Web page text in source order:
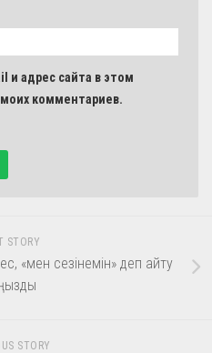
и адрес сайта в этом
комментариев.
STORY
«мен сезінемін» деп айту
STORY